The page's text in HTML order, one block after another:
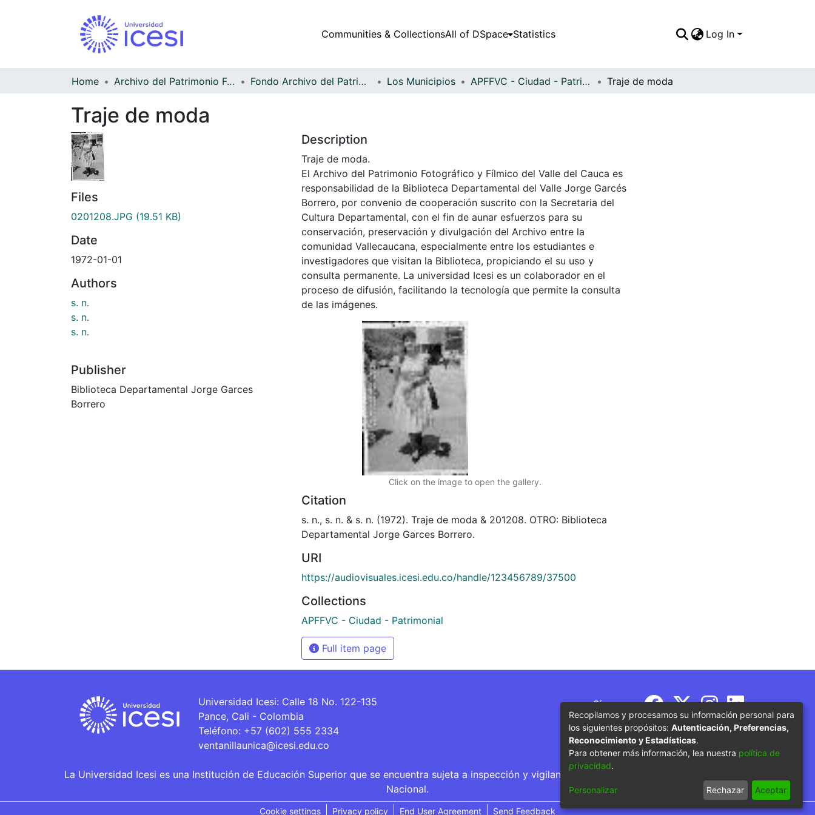
Communities & CollectionsAll of DSpace Statistics Log In
Home Archivo del Patrimonio Fotográfico y Fílmico del Valle del Cauca Fondo Archivo del Patrimonio Fotográfico y Fílmico del Valle del Cauca Los Municipios APFFVC - Ciudad - Patrimonial Traje de moda
Traje de moda
Files
0201208.JPG (19.51 KB)
Date
1972-01-01
Authors
s. n.
s. n.
s. n.
Publisher
Biblioteca Departamental Jorge Garces
Borrero
Description
Traje de moda.
El Archivo del Patrimonio Fotográfico y Fílmico del Valle del Cauca es
responsabilidad de la Biblioteca Departamental del Valle Jorge Garcés
Borrero, por convenio de cooperación suscrito con la Secretaria del
Cultura Departamental, con el fin de aunar esfuerzos para su
conservación, preservación y divulgación del Archivo entre la
comunidad Vallecaucana, especialmente entre los estudiantes e
investigadores que visitan la Biblioteca, propiciando el su uso y
consulta permanente. La universidad Icesi es un colaborador en el
proceso de difusión, facilitando la tecnología que permite la consulta
de las imágenes.
Click on the image to open the gallery.
Citation
s. n., s. n. & s. n. (1972). Traje de moda & 201208. OTRO: Biblioteca
Departamental Jorge Garces Borrero.
URI
https://audiovisuales.icesi.edu.co/handle/123456789/37500
Collections
APFFVC - Ciudad - Patrimonial
Full item page
Universidad Icesi: Calle 18 No. 122-135
Pance, Cali - Colombia
Teléfono: +57 (602) 555 2334
ventanillaunica@icesi.edu.co
Síguenos
La Universidad Icesi es una Institución de Educación Superior que se encuentra sujeta a inspección y vigilancia por parte del Ministerio de Educación
Nacional.
Cookie settings Privacy policy End User Agreement Send Feedback
Recopilamos y procesamos su información personal para
los siguientes propósitos: Autenticación, Preferencias,
Reconocimiento y Estadísticas.
Para obtener más información, lea nuestra política de
privacidad.
Personalizar Rechazar Aceptar